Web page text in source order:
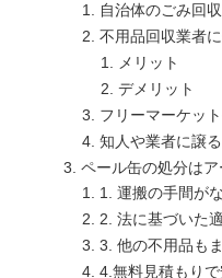
自治体のごみ回
不用品回収業者
メリット
デメリット
フリーマーケッ
知人や業者に譲る
ペール缶の処分はア
1. 運搬の手間が
2. 法に基づいた
3. 他の不用品も
4.無料見積もり